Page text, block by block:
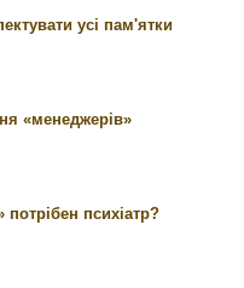
усі пам'ятки
«менеджерів»
потрібен психіатр?